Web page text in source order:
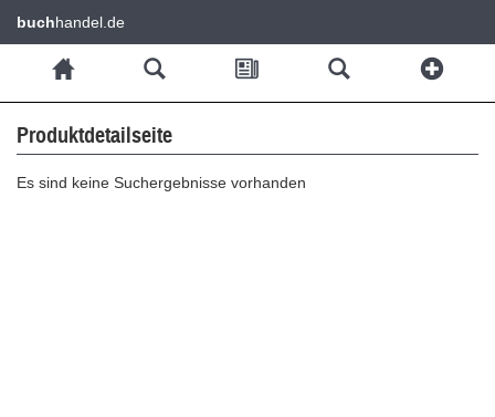
buchhandel.de
Produktdetailseite
Es sind keine Suchergebnisse vorhanden